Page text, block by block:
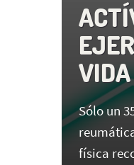
VIDA
Sólo un
física